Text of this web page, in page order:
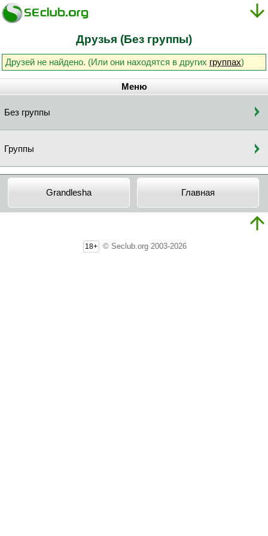
Друзья (Без группы)
Друзей не найдено. (Или они находятся в других группах)
Меню
Без группы
Группы
Grandlesha Главная
18+ © Seclub.org 2003-2026